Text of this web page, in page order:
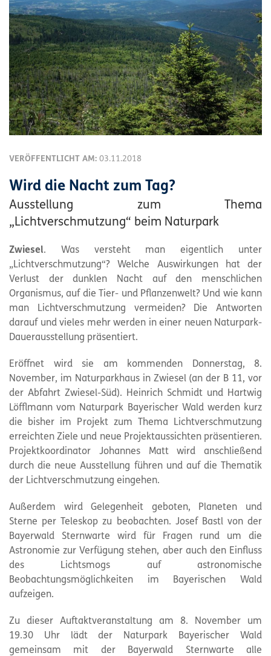
VERÖFFENTLICHT AM: 03.11.2018
Wird die Nacht zum Tag?
Ausstellung zum Thema
„Lichtverschmutzung“ beim Naturpark
Zwiesel. Was versteht man eigentlich unter
„Lichtverschmutzung“? Welche Auswirkungen hat der
Verlust der dunklen Nacht auf den menschlichen
Organismus, auf die Tier- und Pflanzenwelt? Und wie kann
man Lichtverschmutzung vermeiden? Die Antworten
darauf und vieles mehr werden in einer neuen Naturpark-
Dauerausstellung präsentiert.
Eröffnet wird sie am kommenden Donnerstag, 8.
November, im Naturparkhaus in Zwiesel (an der B 11, vor
der Abfahrt Zwiesel-Süd). Heinrich Schmidt und Hartwig
Löfflmann vom Naturpark Bayerischer Wald werden kurz
die bisher im Projekt zum Thema Lichtverschmutzung
erreichten Ziele und neue Projektaussichten präsentieren.
Projektkoordinator Johannes Matt wird anschließend
durch die neue Ausstellung führen und auf die Thematik
der Lichtverschmutzung eingehen.
Außerdem wird Gelegenheit geboten, Planeten und
Sterne per Teleskop zu beobachten. Josef Bastl von der
Bayerwald Sternwarte wird für Fragen rund um die
Astronomie zur Verfügung stehen, aber auch den Einfluss
des Lichtsmogs auf astronomische
Beobachtungsmöglichkeiten im Bayerischen Wald
aufzeigen.
Zu dieser Auftaktveranstaltung am 8. November um
19.30 Uhr lädt der
Naturpark Bayerischer Wald
gemeinsam mit der Bayerwald Sternwarte alle